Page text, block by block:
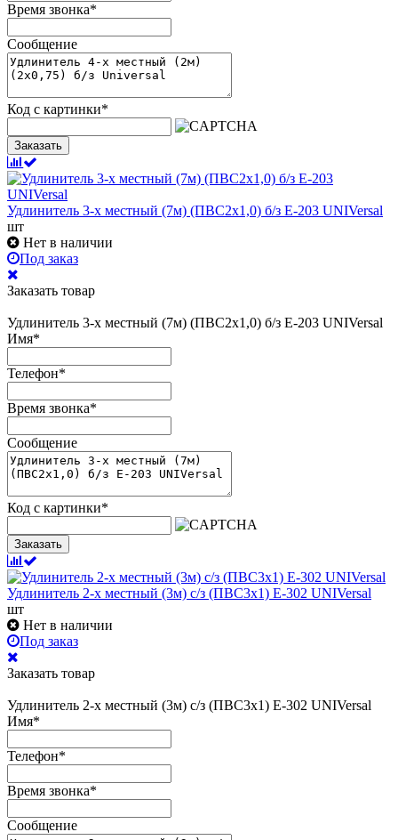
Время звонка*
Сообщение
Код с картинки*
Заказать
Удлинитель 3-х местный (7м) (ПВС2х1,0) б/з Е-203 UNIVersal
шт
Нет в наличии
Под заказ
Заказать товар
Удлинитель 3-х местный (7м) (ПВС2х1,0) б/з Е-203 UNIVersal
Имя*
Телефон*
Время звонка*
Сообщение
Код с картинки*
Заказать
Удлинитель 2-х местный (3м) с/з (ПВС3х1) Е-302 UNIVersal
шт
Нет в наличии
Под заказ
Заказать товар
Удлинитель 2-х местный (3м) с/з (ПВС3х1) Е-302 UNIVersal
Имя*
Телефон*
Время звонка*
Сообщение